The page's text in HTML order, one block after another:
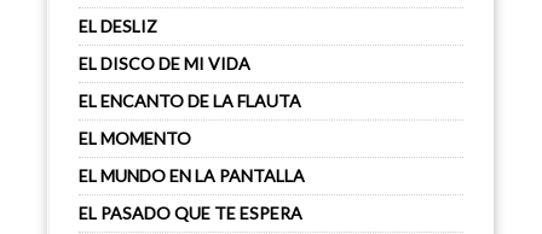
EL DESLIZ
EL DISCO DE MI VIDA
EL ENCANTO DE LA FLAUTA
EL MOMENTO
EL MUNDO EN LA PANTALLA
EL PASADO QUE TE ESPERA